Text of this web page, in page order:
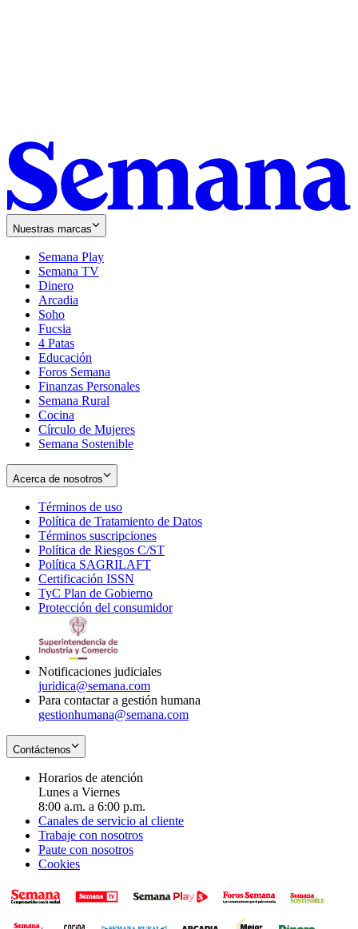
Nuestras marcas
Semana Play
Semana TV
Dinero
Arcadia
Soho
in
new
window
Fucsia
in
new
window
4 Patas
Educación
Foros Semana
Finanzas Personales
Semana Rural
Cocina
Círculo de Mujeres
Semana Sostenible
Acerca de nosotros
Términos de uso
in
new
window
Política de Tratamiento de Datos
Términos suscripciones
in
Política de Riesgos C/ST
Política SAGRILAFT
new
window
Certificación ISSN
in
new
TyC Plan de Gobierno
in
Protección del consumidorOpens
Notificaciones judiciales
juridica@semana.com
Para contactar a gestión humana
gestionhumana@semana.com
Contáctenos
Horarios de atención
Lunes a Viernes
8:00 a.m. a 6:00 p.m.
Canales de servicio al cliente
Trabaje con nosotros
Paute con nosotros
Cookies